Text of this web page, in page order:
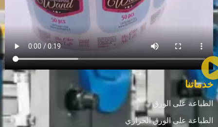
خدماتنا
الطباعة على الورق
الطباعة على الورق الحراري